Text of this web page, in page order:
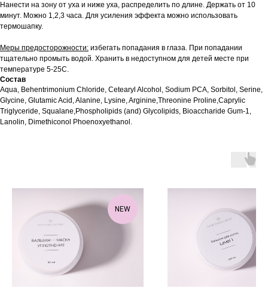
Нанести на зону от уха и ниже уха, распределить по длине. Держать от 10
минут. Можно 1,2,3 часа. Для усиления эффекта можно использовать
термошапку.
Меры предосторожности: избегать попадания в глаза. При попадании
тщательно промыть водой. Хранить в недоступном для детей месте при
температуре 5-25С.
Состав
Aqua, Behentrimonium Chloride, Cetearyl Alcohol, Sodium PCA, Sorbitol, Serine,
Glycine, Glutamic Acid, Alanine, Lysine, Arginine,Threonine Proline,Caprylic
Triglyceride, Squalane,Phospholipids (and) Glycolipids, Bioaccharide Gum-1,
Lanolin, Dimethiconol Phoenoxyethanol.
NEW